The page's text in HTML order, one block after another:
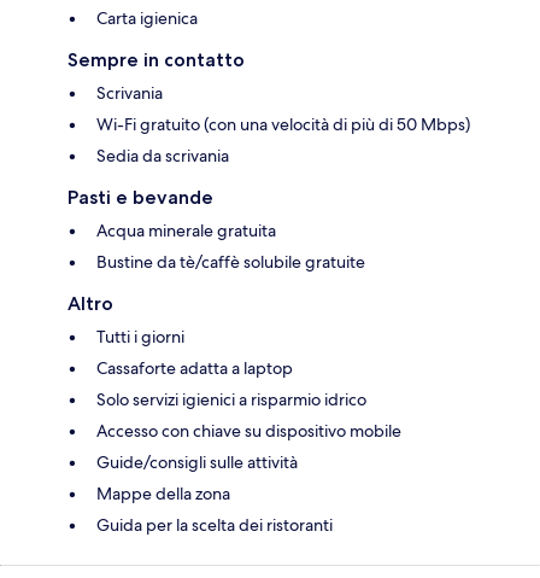
Carta igienica
Sempre in contatto
Scrivania
Wi-Fi gratuito (con una velocità di più di 50 Mbps)
Sedia da scrivania
Pasti e bevande
Acqua minerale gratuita
Bustine da tè/caffè solubile gratuite
Altro
Tutti i giorni
Cassaforte adatta a laptop
Solo servizi igienici a risparmio idrico
Accesso con chiave su dispositivo mobile
Guide/consigli sulle attività
Mappe della zona
Guida per la scelta dei ristoranti